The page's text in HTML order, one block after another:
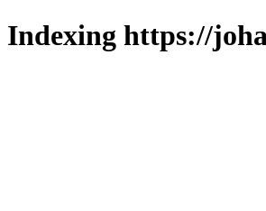
Indexing https://